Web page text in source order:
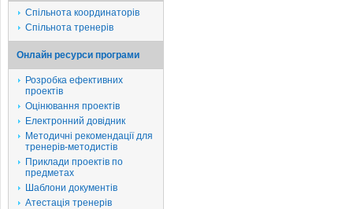
Спільнота координаторів
Спільнота тренерів
Онлайн ресурси програми
Розробка ефективних
проектів
Оцінювання проектів
Електронний довідник
Методичні рекомендації для
тренерів-методистів
Приклади проектів по
предметах
Шаблони документів
Атестація тренерів